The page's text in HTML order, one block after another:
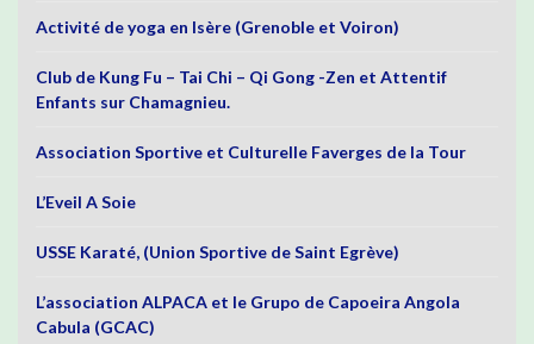
Activité de yoga en Isère (Grenoble et Voiron)
Club de Kung Fu – Tai Chi – Qi Gong -Zen et Attentif
Enfants sur Chamagnieu.
Association Sportive et Culturelle Faverges de la Tour
L’Eveil A Soie
USSE Karaté, (Union Sportive de Saint Egrève)
L’association ALPACA et le Grupo de Capoeira Angola
Cabula (GCAC)